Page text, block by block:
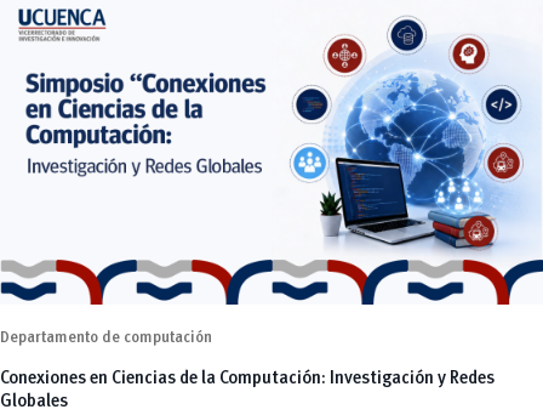
Departamento de computación
Conexiones en Ciencias de la Computación: Investigación y Redes
Globales